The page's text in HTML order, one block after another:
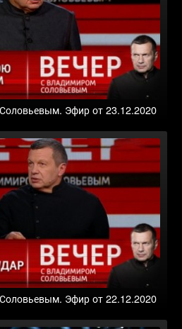
Эфир от 23.12.2020
Эфир от 22.12.2020